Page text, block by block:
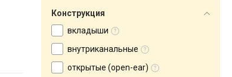
Конструкция
вкладыши
внутриканальные
открытые (open-ear)